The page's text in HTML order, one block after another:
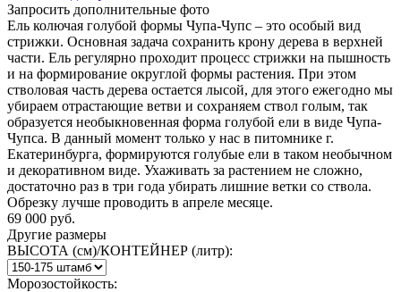
Запросить дополнительные фото
Ель колючая голубой формы Чупа-Чупс – это особый вид
стрижки. Основная задача сохранить крону дерева в верхней
части. Ель регулярно проходит процесс стрижки на пышность
и на формирование округлой формы растения. При этом
стволовая часть дерева остается лысой, для этого ежегодно мы
убираем отрастающие ветви и сохраняем ствол голым, так
образуется необыкновенная форма голубой ели в виде Чупа-
Чупса. В данный момент только у нас в питомнике г.
Екатеринбурга, формируются голубые ели в таком необычном
и декоративном виде. Ухаживать за растением не сложно,
достаточно раз в три года убирать лишние ветки со ствола.
Обрезку лучше проводить в апреле месяце.
69 000 руб.
Другие размеры
ВЫСОТА (см)/КОНТЕЙНЕР (литр):
Морозостойкость: